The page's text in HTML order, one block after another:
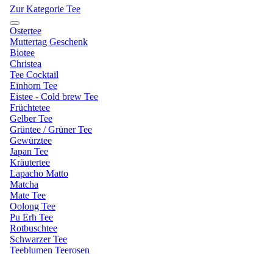
Zur Kategorie Tee
Ostertee
Muttertag Geschenk
Biotee
Christea
Tee Cocktail
Einhorn Tee
Eistee - Cold brew Tee
Früchtetee
Gelber Tee
Grüntee / Grüner Tee
Gewürztee
Japan Tee
Kräutertee
Lapacho Matto
Matcha
Mate Tee
Oolong Tee
Pu Erh Tee
Rotbuschtee
Schwarzer Tee
Teeblumen Teerosen